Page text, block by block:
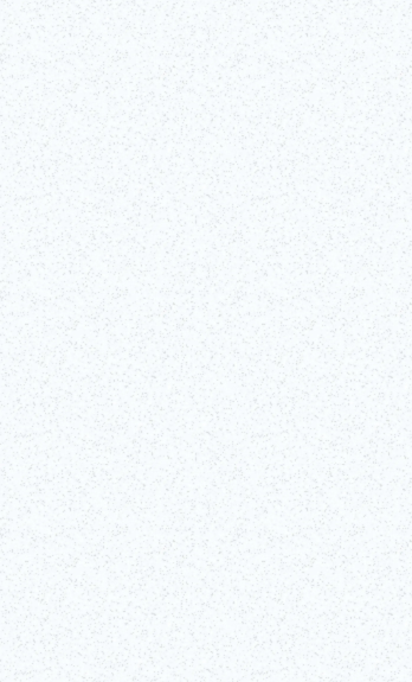
Tokyo: seminario interattivo
Scopri i segreti di una delle arti performative più
attore professionista di kabuki presso il Teatro